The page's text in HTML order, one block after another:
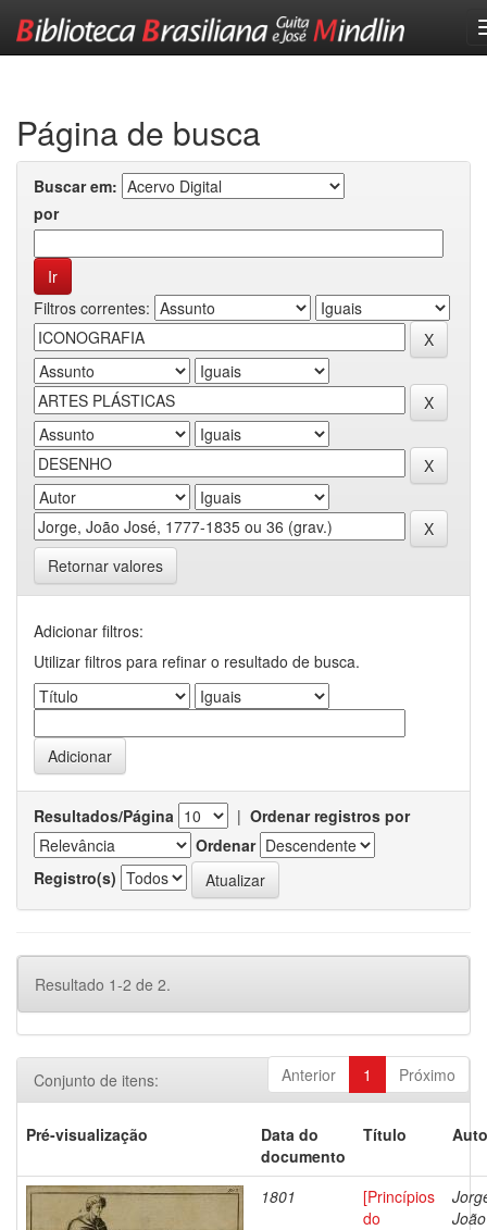
Página de busca
Buscar em:
por
Filtros correntes:
Retornar valores
Adicionar filtros:
Utilizar filtros para refinar o resultado de busca.
Resultados/Página | Ordenar registros por
Ordenar
Registro(s)
Resultado 1-2 de 2.
Anterior 1 Próximo
Conjunto de itens:
Pré-visualização
Data do
documento
Título
1801
[Princípios
do
João